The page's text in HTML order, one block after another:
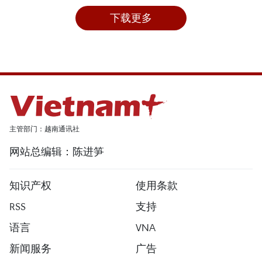
下载更多
主管部门：越南通讯社
网站总编辑：陈进笋
知识产权
使用条款
RSS
支持
语言
VNA
新闻服务
广告